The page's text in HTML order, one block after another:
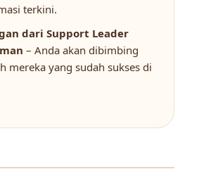
terkini.
dari Support Leader
– Anda akan dibimbing
mereka yang sudah sukses di